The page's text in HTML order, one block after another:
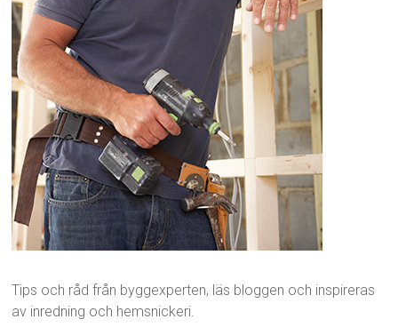
Tips och råd från byggexperten, läs bloggen och inspireras
av inredning och hemsnickeri.